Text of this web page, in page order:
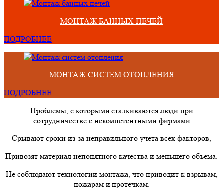
МОНТАЖ БАННЫХ ПЕЧЕЙ
ПОДРОБНЕЕ
МОНТАЖ СИСТЕМ ОТОПЛЕНИЯ
ПОДРОБНЕЕ
Проблемы, с которыми сталкиваются люди при
сотрудничестве с некомпетентными фирмами
Срывают сроки из-за неправильного учета всех факторов,
Привозят материал непонятного качества и меньшего объема.
Не соблюдают технологии монтажа, что приводит к взрывам,
пожарам и протечкам.